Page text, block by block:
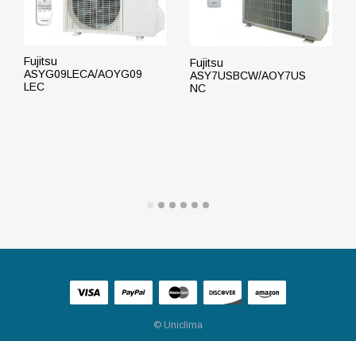
Fujitsu
ASYG09LECA/AOYG09
LEC
Fujitsu
ASY7USBCW/AOY7US
NC
© Uniclima